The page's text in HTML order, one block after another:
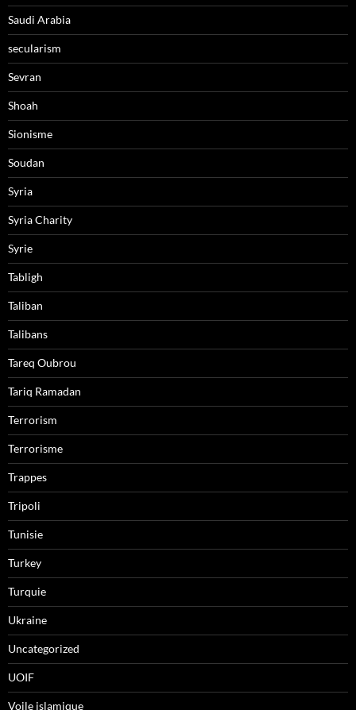
Saudi Arabia
secularism
Sevran
Shoah
Sionisme
Soudan
Syria
Syria Charity
Syrie
Tabligh
Taliban
Talibans
Tareq Oubrou
Tariq Ramadan
Terrorism
Terrorisme
Trappes
Tripoli
Tunisie
Turkey
Turquie
Ukraine
Uncategorized
UOIF
Voile islamique